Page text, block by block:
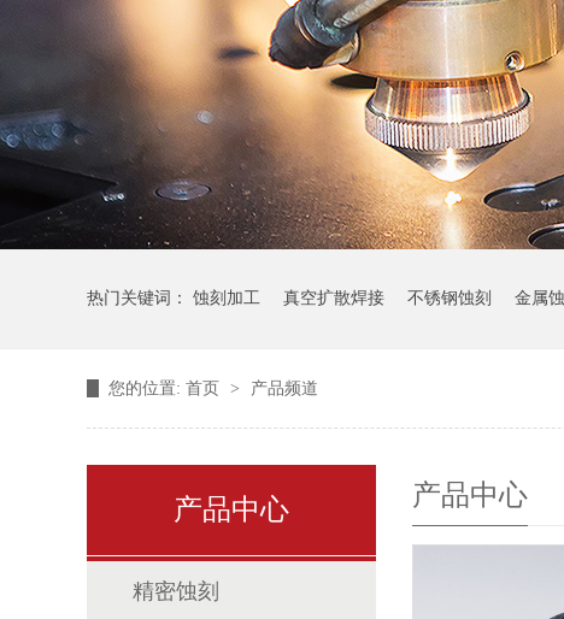
热门关键词： 蚀刻加工 真空扩散焊接 不锈钢蚀刻 金属
您的位置: 首页 > 产品频道
产品中心
精密蚀刻
产品中心